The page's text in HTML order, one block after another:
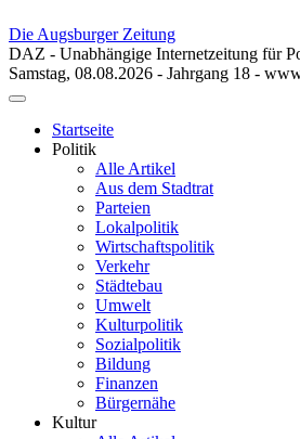
Die Augsburger Zeitung
DAZ - Unabhängige Internetzeitung für
Samstag, 08.08.2026 - Jahrgang 18 -
Toggle
navigationStartseite
Politik
Alle Artikel
Aus dem Stadtrat
Parteien
Lokalpolitik
Wirtschaftspolitik
Verkehr
Städtebau
Umwelt
Kulturpolitik
Sozialpolitik
Bildung
Finanzen
Bürgernähe
Kultur